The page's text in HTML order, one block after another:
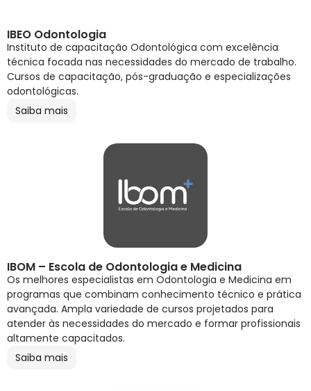
IBEO Odontologia
Instituto de capacitação Odontológica com excelência
técnica focada nas necessidades do mercado de trabalho.
Cursos de capacitação, pós-graduação e especializações
odontológicas.
Saiba mais
IBOM – Escola de Odontologia e Medicina
Os melhores especialistas em Odontologia e Medicina em
programas que combinam conhecimento técnico e prática
avançada. Ampla variedade de cursos projetados para
atender às necessidades do mercado e formar profissionais
altamente capacitados.
Saiba mais